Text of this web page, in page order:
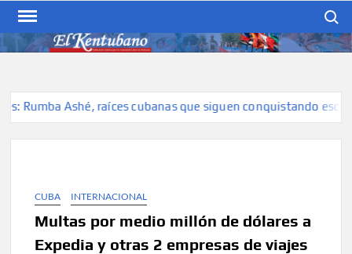
Skip
content
hispana de Kentucky
Ashé, raíces cubanas que siguen conquistando
CUBA INTERNACIONAL
Multas por medio millón de dólares a
Expedia y otras 2 empresas de viajes